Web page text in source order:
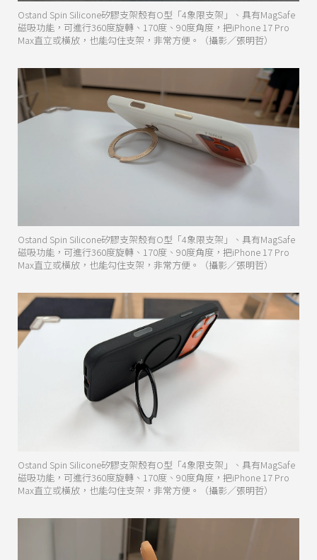
Ostand Spin Silicone矽膠支架殼有O型「4象限支架」、具有MagSafe
磁吸功能，可進行360度旋轉、170度、90度角度，把iPhone 17 Pro
Max直立或橫放，也能勾住支架，非常方便。（攝影／張明哲）
Ostand Spin Silicone矽膠支架殼有O型「4象限支架」、具有MagSafe
磁吸功能，可進行360度旋轉、170度、90度角度，把iPhone 17 Pro
Max直立或橫放，也能勾住支架，非常方便。（攝影／張明哲）
Ostand Spin Silicone矽膠支架殼有O型「4象限支架」、具有MagSafe
磁吸功能，可進行360度旋轉、170度、90度角度，把iPhone 17 Pro
Max直立或橫放，也能勾住支架，非常方便。（攝影／張明哲）